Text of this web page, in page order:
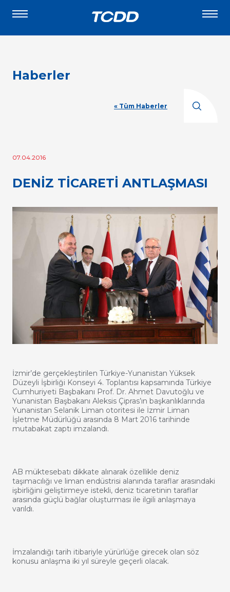
Haberler
« Tüm Haberler
07.04.2016
DENİZ TİCARETİ ANTLAŞMASI
İzmir’de gerçekleştirilen Türkiye-Yunanistan Yüksek
Düzeyli İşbirliği Konseyi 4. Toplantısı kapsamında Türkiye
Cumhuriyeti Başbakanı Prof. Dr. Ahmet Davutoğlu ve
Yunanistan Başbakanı Aleksis Çipras’ın başkanlıklarında
Yunanistan Selanik Liman otoritesi ile İzmir Liman
İşletme Müdürlüğü arasında 8 Mart 2016 tarihinde
mutabakat zaptı imzalandı.
AB müktesebatı dikkate alınarak özellikle deniz
taşımacılığı ve liman endüstrisi alanında taraflar arasındaki
işbirliğini geliştirmeye istekli, deniz ticaretinin taraflar
arasında güçlü bağlar oluşturması ile ilgili anlaşmaya
varıldı.
İmzalandığı tarih itibariyle yürürlüğe girecek olan söz
konusu anlaşma iki yıl süreyle geçerli olacak.